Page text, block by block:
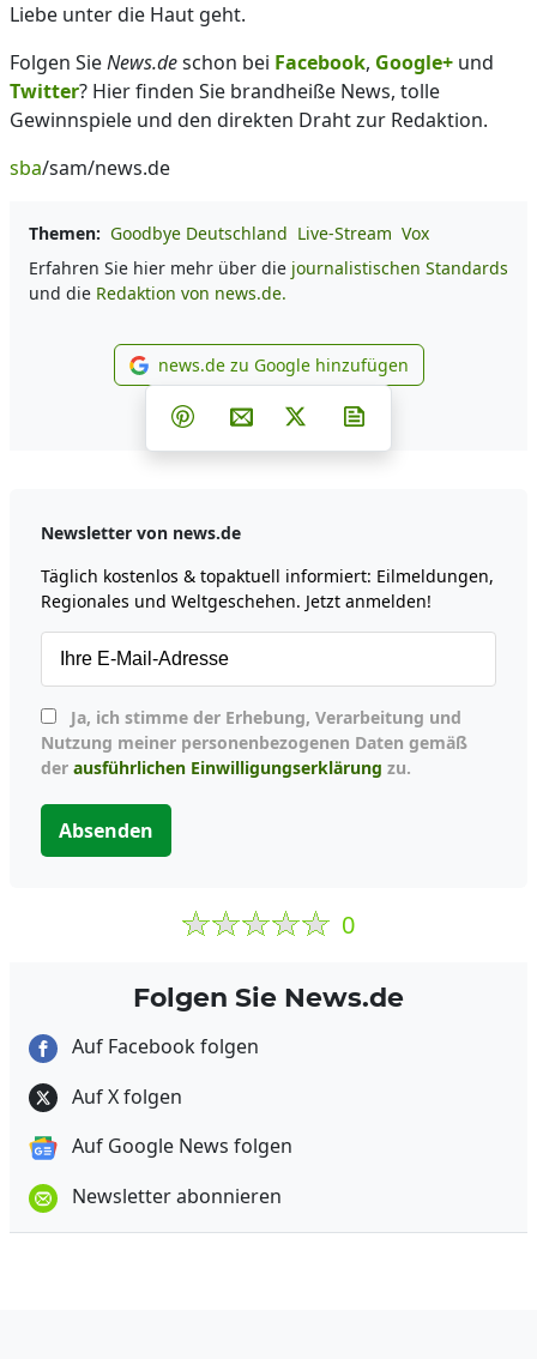
Liebe unter die Haut geht.
Folgen SieNews.deschon bei Facebook, Google+ und
Twitter? Hier finden Sie brandheiße News, tolle
Gewinnspiele und den direkten Draht zur Redaktion.
sba/sam/news.de
Themen: Goodbye Deutschland Live-Stream Vox
Erfahren Sie hier mehr über die journalistischen Standards
und die Redaktion von news.de.
news.de zu Google
news.de zu Google hinzufügen
Teilen auf Facebook
Teilen auf Whatsapp
Teilen auf Telegram
Teilen auf Pinterest
Per E-Mail teilen
Post auf X
Newsletter von news.de
Täglich kostenlos & topaktuell informiert: Eilmeldungen,
Regionales und Weltgeschehen. Jetzt anmelden!
Nutzung meiner personenbezogenen Daten gemäß
der ausführlichen Einwilligungserklärung zu.
Absenden
0
Folgen Sie News.de
Auf Facebook folgen
Auf X folgen
Auf Google News folgen
Newsletter abonnieren